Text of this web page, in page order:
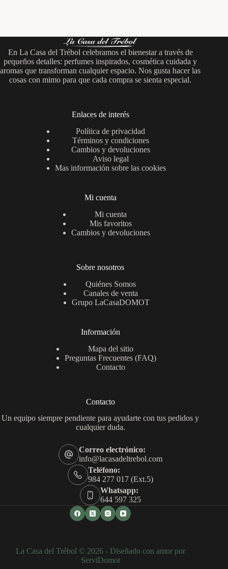
En La Casa del Trébol celebramos el bienestar a través de
pequeños detalles: perfumes inspirados, cosmética cuidada y
aromas que transforman cualquier espacio. Nos gusta hacer las
cosas con mimo para que cada compra se sienta especial.
Enlaces de interés
Política de privacidad
Términos y condiciones
Cambios y devoluciones
Aviso legal
Mas información sobre las cookies
Mi cuenta
Mi cuenta
Mis favoritos
Cambios y devoluciones
Sobre nosotros
Quiénes Somos
Canales de venta
Grupo LaCasaDOMOT
Información
Mapa del sitio
Preguntas Frecuentes (FAQ)
Contacto
Contacto
Un equipo siempre pendiente para ayudarte con tus pedidos y
cualquier duda.
Correo electrónico:
info@lacasadeltrebol.com
Teléfono:
984 277 017 (Ext.5)
Whatsapp:
644 597 325
La Casa del Trébol © 2026 - Diseñado con amor por
ServiDomot